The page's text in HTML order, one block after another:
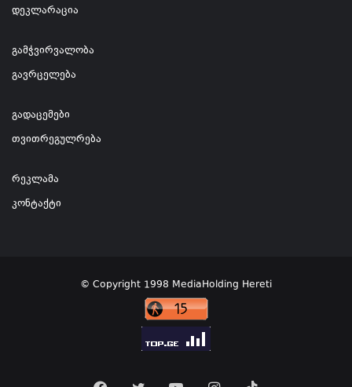
დეკლარაცია
გამჭვირვალობა
გავრცელება
გადაცემები
თვითრეგულრება
რეკლამა
კონტაქტი
© Copyright 1998 MediaHolding Hereti